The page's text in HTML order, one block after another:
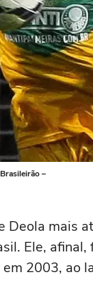
–
Deola mais
Ele,
2003, ao